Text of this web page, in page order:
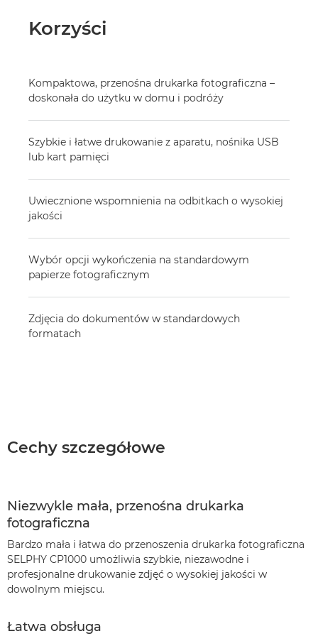
Korzyści
Kompaktowa, przenośna drukarka fotograficzna –
doskonała do użytku w domu i podróży
Szybkie i łatwe drukowanie z aparatu, nośnika USB
lub kart pamięci
Uwiecznione wspomnienia na odbitkach o wysokiej
jakości
Wybór opcji wykończenia na standardowym
papierze fotograficznym
Zdjęcia do dokumentów w standardowych
formatach
Cechy szczegółowe
Niezwykle mała, przenośna drukarka
fotograficzna
Bardzo mała i łatwa do przenoszenia drukarka fotograficzna
SELPHY CP1000 umożliwia szybkie, niezawodne i
profesjonalne drukowanie zdjęć o wysokiej jakości w
dowolnym miejscu.
Łatwa obsługa